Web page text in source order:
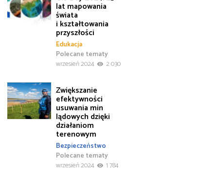
lat mapowania
świata
i kształtowania
przyszłości
Edukacja
Polecane tematy
wrzesień 2024
2 030
Zwiększanie
efektywności
usuwania min
lądowych dzięki
działaniom
terenowym
Bezpieczeństwo
Polecane tematy
wrzesień 2024
1 784